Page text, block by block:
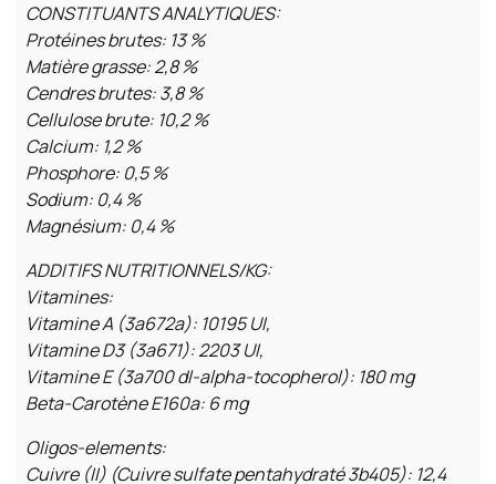
CONSTITUANTS ANALYTIQUES:
Protéines brutes: 13 %
Matière grasse: 2,8 %
Cendres brutes: 3,8 %
Cellulose brute: 10,2 %
Calcium: 1,2 %
Phosphore: 0,5 %
Sodium: 0,4 %
Magnésium: 0,4 %
ADDITIFS NUTRITIONNELS/KG:
Vitamines:
Vitamine A (3a672a): 10195 UI,
Vitamine D3 (3a671): 2203 UI,
Vitamine E (3a700 dl-alpha-tocopherol): 180 mg
Beta-Carotène E160a: 6 mg
Oligos-elements:
Cuivre (II) (Cuivre sulfate pentahydraté 3b405): 12,4